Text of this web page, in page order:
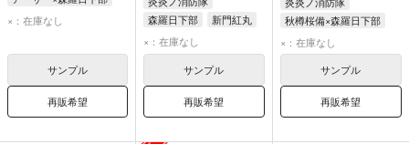
アーサー・ボイル
×：在庫なし
サンプル
再販希望
森羅日下部
新門紅丸
優一郎黒野
×：在庫なし
サンプル
再販希望
秋樽桜備×森羅日下部
秋樽桜備
×：在庫なし
サンプル
再販希望